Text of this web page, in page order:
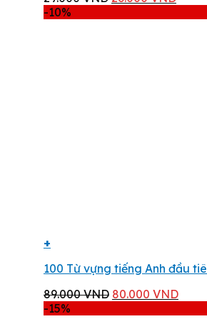
-10%
+
100 Từ vựng tiếng Anh đầu
89.000VND Giá
80.000 VNDGiá
-15%